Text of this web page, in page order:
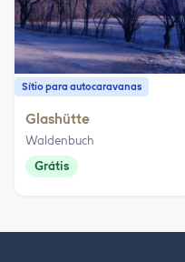
Sítio para autocaravanas
Glashütte
Waldenbuch
Grátis